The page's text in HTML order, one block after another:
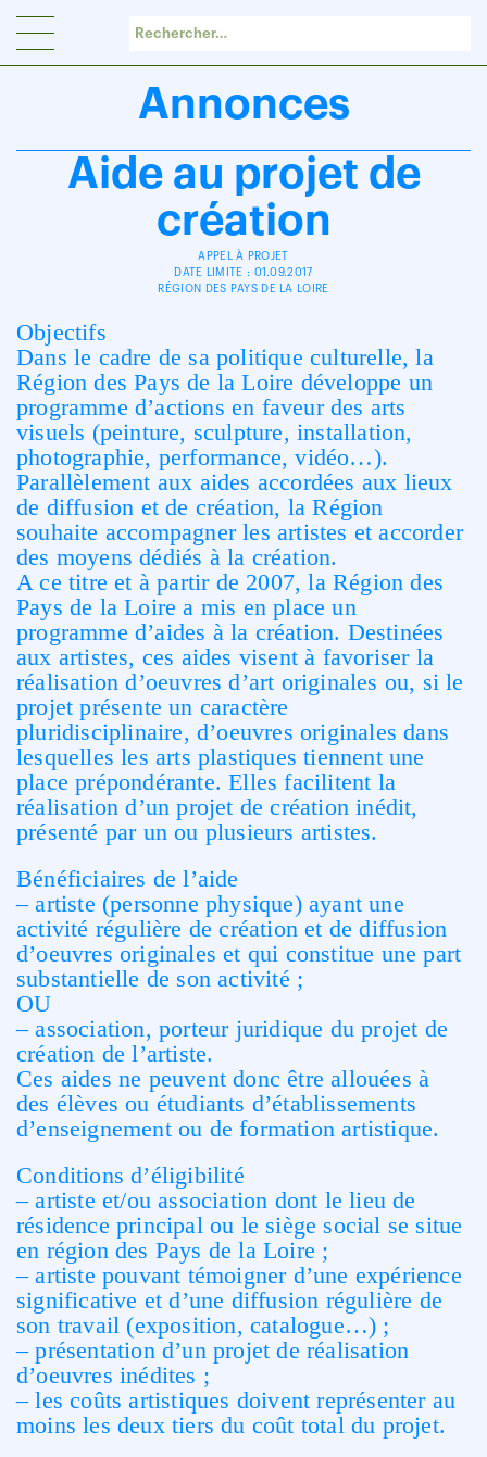
Annonces
Aide au projet de
création
APPEL À PROJET
DATE LIMITE : 01.09.2017
RÉGION DES PAYS DE LA LOIRE
Objectifs
Dans le cadre de sa politique culturelle, la
Région des Pays de la Loire développe un
programme d’actions en faveur des arts
visuels (peinture, sculpture, installation,
photographie, performance, vidéo…).
Parallèlement aux aides accordées aux lieux
de diffusion et de création, la Région
souhaite accompagner les artistes et accorder
des moyens dédiés à la création.
A ce titre et à partir de 2007, la Région des
Pays de la Loire a mis en place un
programme d’aides à la création. Destinées
aux artistes, ces aides visent à favoriser la
réalisation d’oeuvres d’art originales ou, si le
projet présente un caractère
pluridisciplinaire, d’oeuvres originales dans
lesquelles les arts plastiques tiennent une
place prépondérante. Elles facilitent la
réalisation d’un projet de création inédit,
présenté par un ou plusieurs artistes.
Bénéficiaires de l’aide
– artiste (personne physique) ayant une
activité régulière de création et de diffusion
d’oeuvres originales et qui constitue une part
substantielle de son activité ;
OU
– association, porteur juridique du projet de
création de l’artiste.
Ces aides ne peuvent donc être allouées à
des élèves ou étudiants d’établissements
d’enseignement ou de formation artistique.
Conditions d’éligibilité
– artiste et/ou association dont le lieu de
résidence principal ou le siège social se situe
en région des Pays de la Loire ;
– artiste pouvant témoigner d’une expérience
significative et d’une diffusion régulière de
son travail (exposition, catalogue…) ;
– présentation d’un projet de réalisation
d’oeuvres inédites ;
– les coûts artistiques doivent représenter au
moins les deux tiers du coût total du projet.